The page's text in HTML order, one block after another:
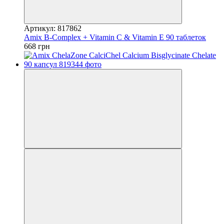
Артикул: 817862
Amix B-Complex + Vitamin C & Vitamin E 90 таблеток
668 грн